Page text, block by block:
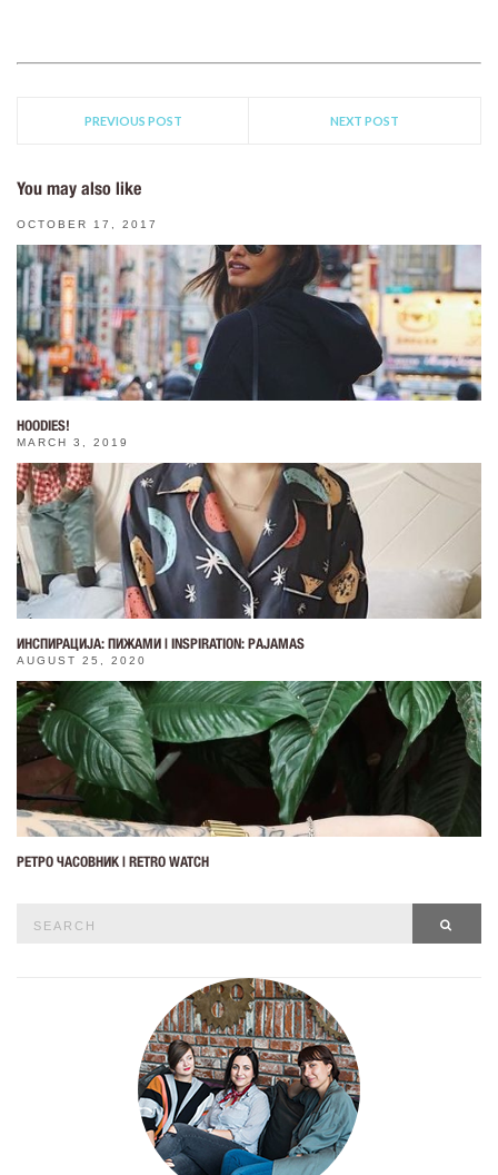
PREVIOUS POST NEXT POST
You may also like
OCTOBER 17, 2017
HOODIES!
MARCH 3, 2019
ИНСПИРАЦИЈА: ПИЖАМИ | INSPIRATION: PAJAMAS
AUGUST 25, 2020
РЕТРО ЧАСОВНИК | RETRO WATCH